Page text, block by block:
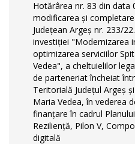
Hotărârea nr. 83 din data
modificarea și
Județean Argeș nr. 233/
investiției "Modernizarea
optimizarea serviciilor
Vedea", a cheltuielilor
de parteneriat încheiat
Teritorială Județul Argeș
Maria Vedea, în vederea
finanțare în cadrul
Reziliență, Pilon V,
digitală